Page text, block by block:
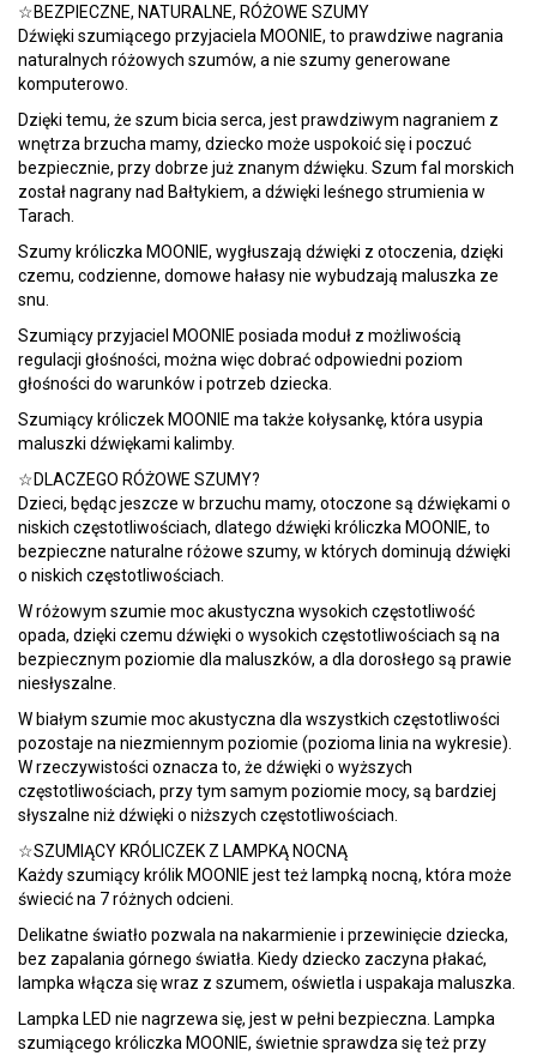
☆BEZPIECZNE, NATURALNE, RÓŻOWE SZUMY
Dźwięki szumiącego przyjaciela MOONIE, to prawdziwe nagrania
naturalnych różowych szumów, a nie szumy generowane
komputerowo.
Dzięki temu, że szum bicia serca, jest prawdziwym nagraniem z
wnętrza brzucha mamy, dziecko może uspokoić się i poczuć
bezpiecznie, przy dobrze już znanym dźwięku. Szum fal morskich
został nagrany nad Bałtykiem, a dźwięki leśnego strumienia w
Tarach.
Szumy króliczka MOONIE, wygłuszają dźwięki z otoczenia, dzięki
czemu, codzienne, domowe hałasy nie wybudzają maluszka ze
snu.
Szumiący przyjaciel MOONIE posiada moduł z możliwością
regulacji głośności, można więc dobrać odpowiedni poziom
głośności do warunków i potrzeb dziecka.
Szumiący króliczek MOONIE ma także kołysankę, która usypia
maluszki dźwiękami kalimby.
☆DLACZEGO RÓŻOWE SZUMY?
Dzieci, będąc jeszcze w brzuchu mamy, otoczone są dźwiękami o
niskich częstotliwościach, dlatego dźwięki króliczka MOONIE, to
bezpieczne naturalne różowe szumy, w których dominują dźwięki
o niskich częstotliwościach.
W różowym szumie moc akustyczna wysokich częstotliwość
opada, dzięki czemu dźwięki o wysokich częstotliwościach są na
bezpiecznym poziomie dla maluszków, a dla dorosłego są prawie
niesłyszalne.
W białym szumie moc akustyczna dla wszystkich częstotliwości
pozostaje na niezmiennym poziomie (pozioma linia na wykresie).
W rzeczywistości oznacza to, że dźwięki o wyższych
częstotliwościach, przy tym samym poziomie mocy, są bardziej
słyszalne niż dźwięki o niższych częstotliwościach.
☆SZUMIĄCY KRÓLICZEK Z LAMPKĄ NOCNĄ
Każdy szumiący królik MOONIE jest też lampką nocną, która może
świecić na 7 różnych odcieni.
Delikatne światło pozwala na nakarmienie i przewinięcie dziecka,
bez zapalania górnego światła. Kiedy dziecko zaczyna płakać,
lampka włącza się wraz z szumem, oświetla i uspakaja maluszka.
Lampka LED nie nagrzewa się, jest w pełni bezpieczna. Lampka
szumiącego króliczka MOONIE, świetnie sprawdza się też przy